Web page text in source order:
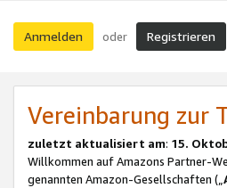
Anmelden oder Registrieren
Vereinbarung zur
zuletzt aktualisiert am: 15.
Willkommen auf Amazons Partner-
genannten Amazon-Gesellschaften („